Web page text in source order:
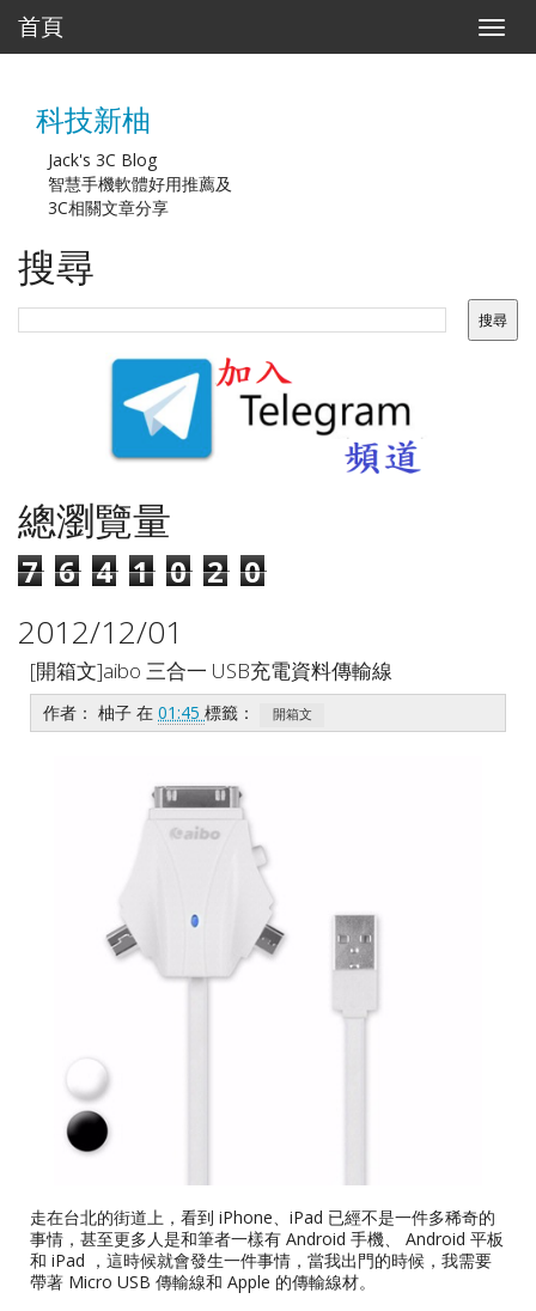
T
o
o
首頁
科技新柚
Jack's 3C Blog
智慧手機軟體好用推薦及
3C相關文章分享
搜尋
總瀏覽量
7 6 4 1 0 2 0
2012/12/01
[開箱文]aibo 三合一 USB充電資料傳輸線
作者： 柚子 在 01:45 標籤： 開箱文
走在台北的街道上，看到 iPhone、iPad 已經不是一件多稀奇的
事情，甚至更多人是和筆者一樣有 Android 手機、 Android 平板
和 iPad ，這時候就會發生一件事情，當我出門的時候，我需要
帶著 Micro USB 傳輸線和 Apple 的傳輸線材。